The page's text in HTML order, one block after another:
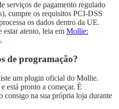
serviços de pagamento regulado
cumpre os requisitos PCI-DSS
os dados dentro da UE.
atento, leia em Mollie:
.
de programação?
um plugin oficial do Mollie.
está pronto a começar. É
consigo na sua própria loja durante